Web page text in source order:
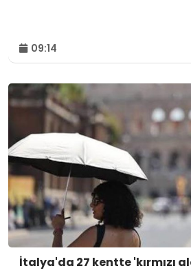
09:14
İtalya'da 27 kentte 'kırmızı